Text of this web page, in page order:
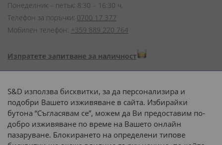
Понеделник – петък: 8:30 – 16:30 ч.
Телефон за поръчки: 0700 17 377
Мобилен телефон: +359 889 220 764
Изпратете запитване за наличност
Начини на плащане:
Доставка до адрес с:
S&D използва бисквитки, за да персонализира и
подобри Вашето изживяване в сайта. Избирайки
бутона “Съгласявам се”, можем да Ви предоставим по-
добро изживяване по време на Вашето онлайн
пазаруване. Блокирането на определени типове